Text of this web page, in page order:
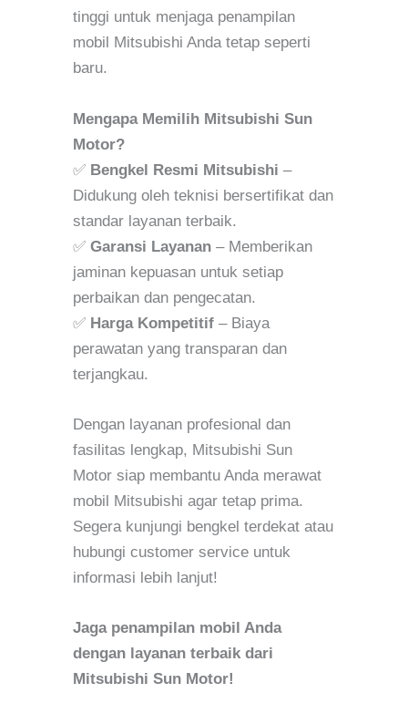
tinggi untuk menjaga penampilan
mobil Mitsubishi Anda tetap seperti
baru.
Mengapa Memilih Mitsubishi Sun
Motor?
✅ Bengkel Resmi Mitsubishi –
Didukung oleh teknisi bersertifikat dan
standar layanan terbaik.
✅ Garansi Layanan – Memberikan
jaminan kepuasan untuk setiap
perbaikan dan pengecatan.
✅ Harga Kompetitif – Biaya
perawatan yang transparan dan
terjangkau.
Dengan layanan profesional dan
fasilitas lengkap, Mitsubishi Sun
Motor siap membantu Anda merawat
mobil Mitsubishi agar tetap prima.
Segera kunjungi bengkel terdekat atau
hubungi customer service untuk
informasi lebih lanjut!
Jaga penampilan mobil Anda
dengan layanan terbaik dari
Mitsubishi Sun Motor!